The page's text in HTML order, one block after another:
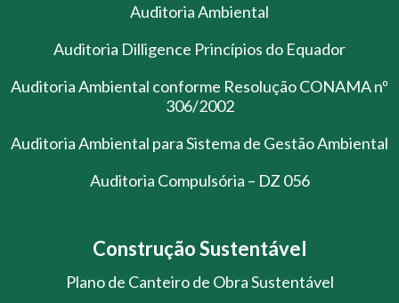
Auditoria Ambiental
Auditoria Dilligence Princípios do Equador
Auditoria Ambiental conforme Resolução CONAMA nº
306/2002
Auditoria Ambiental para Sistema de Gestão Ambiental
Auditoria Compulsória – DZ 056
Construção Sustentável
Plano de Canteiro de Obra Sustentável